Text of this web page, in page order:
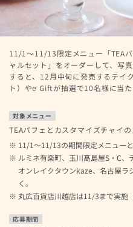
11/1～11/13限定メニュー「TEA
ャルセット」をオーダーして、写
すると、12月中旬に発売するテイ
ト）やe Giftが抽選で10名様に当
対象メニュー
TEAパフェとカスタマイズチャイ
11/1～11/13の期間限定メニューと
ルミネ有楽町、玉川髙島屋S・C
オンレイクタウンkaze、名古屋ラ
く。
丸広百貨店川越店は11/3まで実施
応募期間